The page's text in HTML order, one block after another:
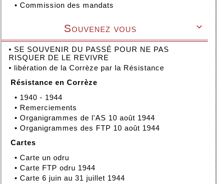
• Commission des mandats

Souvenez vous
• SE SOUVENIR DU PASSÉ POUR NE PAS
RISQUER DE LE REVIVRE
• libération de la Corrèze par la Résistance
Résistance en Corrèze
• 1940 - 1944
• Remerciements
• Organigrammes de l'AS 10 août 1944
• Organigrammes des FTP 10 août 1944
Cartes
• Carte un odru
• Carte FTP odru 1944
• Carte 6 juin au 31 juillet 1944